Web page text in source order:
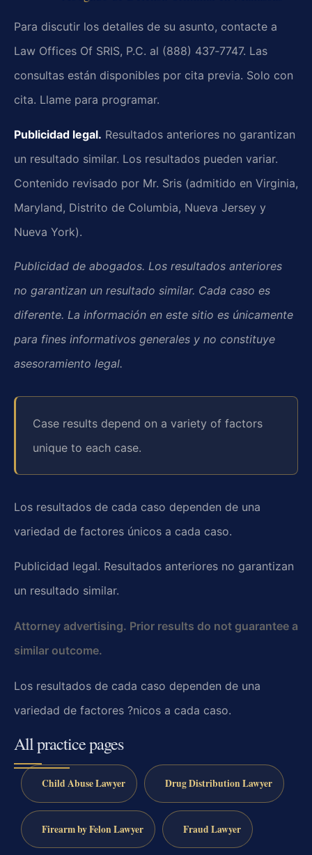
Para discutir los detalles de su asunto, contacte a
Law Offices Of SRIS, P.C. al (888) 437‑7747. Las
consultas están disponibles por cita previa. Solo con
cita. Llame para programar.
Publicidad legal. Resultados anteriores no garantizan
un resultado similar. Los resultados pueden variar.
Contenido revisado por Mr. Sris (admitido en Virginia,
Maryland, Distrito de Columbia, Nueva Jersey y
Nueva York).
Publicidad de abogados. Los resultados anteriores
no garantizan un resultado similar. Cada caso es
diferente. La información en este sitio es únicamente
para fines informativos generales y no constituye
asesoramiento legal.
Case results depend on a variety of factors
unique to each case.
Los resultados de cada caso dependen de una
variedad de factores únicos a cada caso.
Publicidad legal. Resultados anteriores no garantizan
un resultado similar.
Attorney advertising. Prior results do not guarantee a
similar outcome.
Los resultados de cada caso dependen de una
variedad de factores ?nicos a cada caso.
All practice pages
Child Abuse Lawyer Drug Distribution Lawyer
Firearm by Felon Lawyer Fraud Lawyer